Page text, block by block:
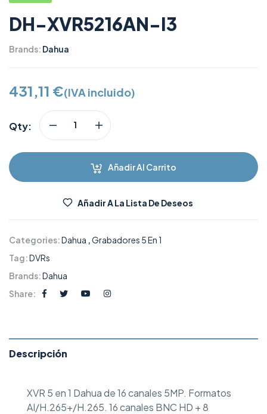
DH-XVR5216AN-I3
Brands: Dahua
431,11 €(IVA incluido)
Qty:
Añadir Al Carrito
Añadir A La Lista De Deseos
Categories:Dahua Grabadores 5 En 1
Tag:DVRs
Brands:Dahua
Share:
Descripción
XVR 5 en 1 Dahua de 16 canales 5MP. Formatos
AI/H.265+/H.265. 16 canales BNC HD + 8